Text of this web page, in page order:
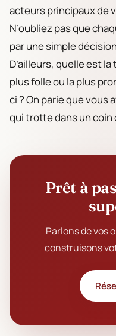
acteurs principaux de
N’oubliez pas que
par une simple
D’ailleurs, quelle est
plus folle ou la plus
ci ? On parie que
qui trotte dans un
Prêt à
Parlons de vos
construisons